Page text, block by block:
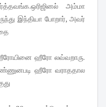
அம்மா
இந்தியா போறார், அவர்
ஹீரோ லவ்வறாரு.
ஹீரோ வராததால